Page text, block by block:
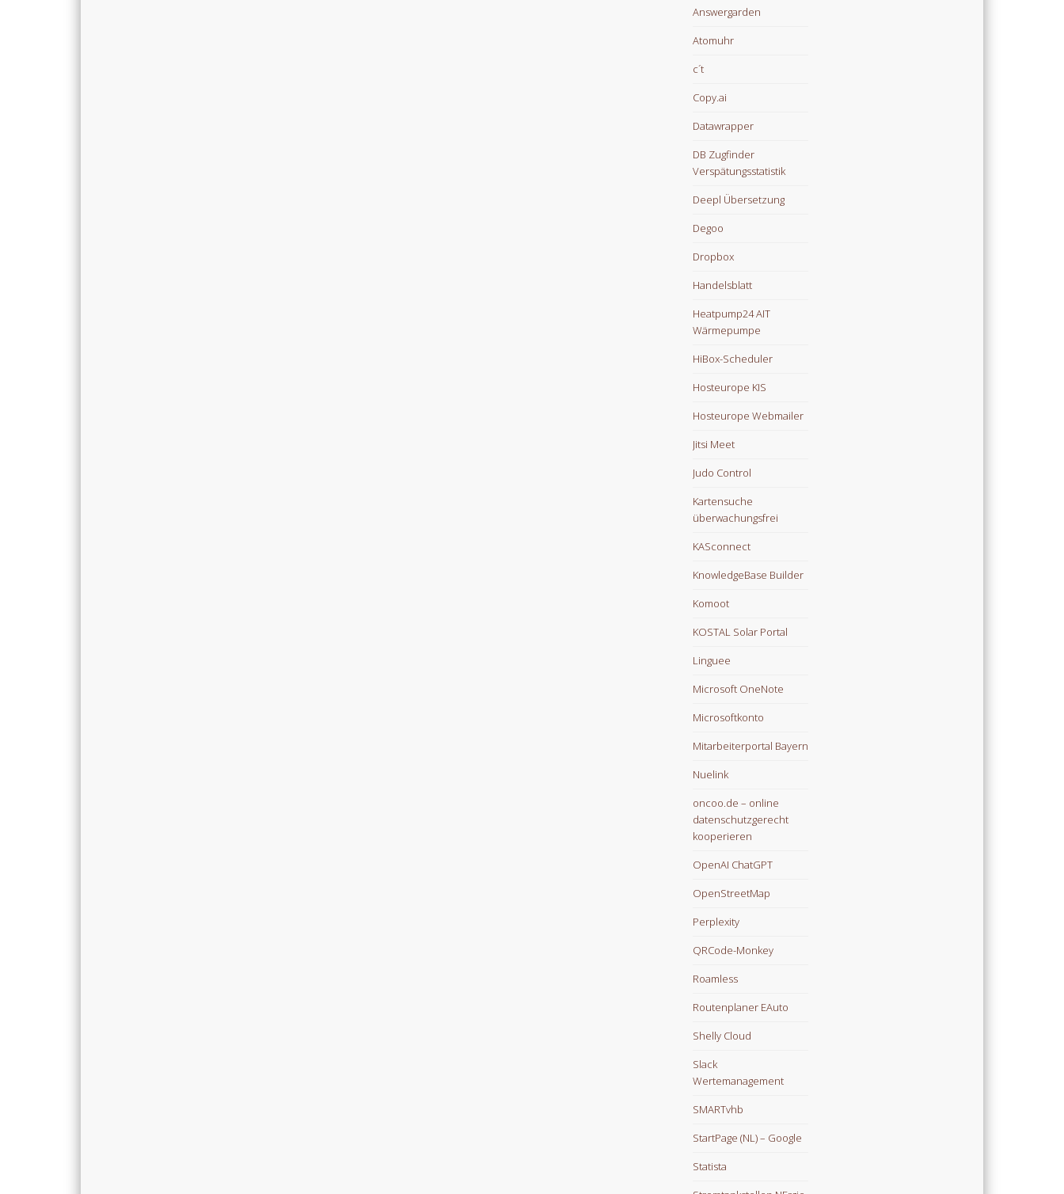
Answergarden
Atomuhr
c´t
Copy.ai
Datawrapper
DB Zugfinder
Verspätungsstatistik
Deepl Übersetzung
Degoo
Dropbox
Handelsblatt
Heatpump24 AIT
Wärmepumpe
HiBox-Scheduler
Hosteurope KIS
Hosteurope Webmailer
Jitsi Meet
Judo Control
Kartensuche
überwachungsfrei
KASconnect
KnowledgeBase Builder
Komoot
KOSTAL Solar Portal
Linguee
Microsoft OneNote
Microsoftkonto
Mitarbeiterportal Bayern
Nuelink
oncoo.de – online
datenschutzgerecht
kooperieren
OpenAI ChatGPT
OpenStreetMap
Perplexity
QRCode-Monkey
Roamless
Routenplaner EAuto
Shelly Cloud
Slack
Wertemanagement
SMARTvhb
StartPage (NL) – Google
Statista